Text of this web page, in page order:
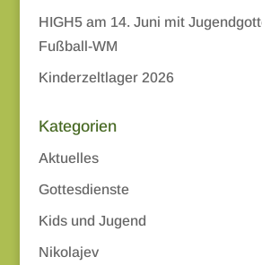
HIGH5 am 14. Juni mit
Fußball-WM
Kinderzeltlager 2026
Kategorien
Aktuelles
Gottesdienste
Kids und Jugend
Nikolajev